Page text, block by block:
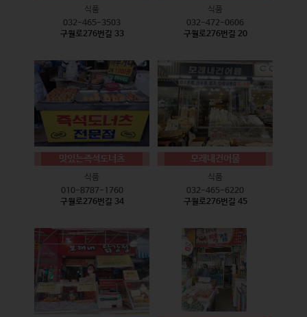
식품
032-465-3503
구월로276번길 33
식품
032-472-0606
구월로276번길 20
맛있는즉석도너츠
식품
010-8787-1760
구월로276번길 34
모래내건어물
식품
032-465-6220
구월로276번길 45